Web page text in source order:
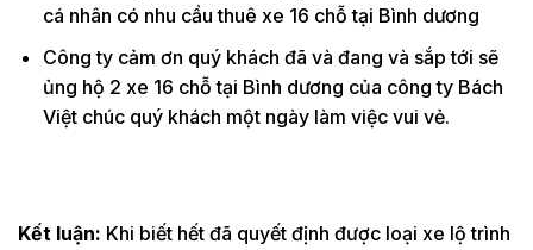
cá nhân có nhu cầu thuê xe 16 chỗ tại Bình dương
Công ty cảm ơn quý khách đã và đang và sắp tới sẽ
ủng hộ 2 xe 16 chỗ tại Bình dương của công ty Bách
Việt chúc quý khách một ngày làm việc vui vẻ.
Kết luận: Khi biết hết đã quyết định được loại xe lộ trình